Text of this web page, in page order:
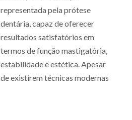
representada pela prótese
dentária, capaz de oferecer
resultados satisfatórios em
termos de função mastigatória,
estabilidade e estética. Apesar
de existirem técnicas modernas